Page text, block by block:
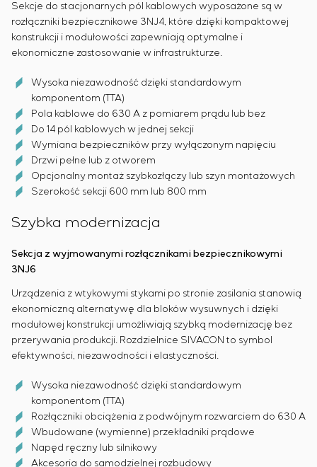
Sekcje do stacjonarnych pól kablowych wyposażone są w
rozłączniki bezpiecznikowe 3NJ4, które dzięki kompaktowej
konstrukcji i modułowości zapewniają optymalne i
ekonomiczne zastosowanie w infrastrukturze.
Wysoka niezawodność dzięki standardowym
komponentom (TTA)
Pola kablowe do 630 A z pomiarem prądu lub bez
Do 14 pól kablowych w jednej sekcji
Wymiana bezpieczników przy wyłączonym napięciu
Drzwi pełne lub z otworem
Opcjonalny montaż szybkozłączy lub szyn montażowych
Szerokość sekcji 600 mm lub 800 mm
Szybka modernizacja
Sekcja z wyjmowanymi rozłącznikami bezpiecznikowymi
3NJ6
Urządzenia z wtykowymi stykami po stronie zasilania stanowią
ekonomiczną alternatywę dla bloków wysuwnych i dzięki
modułowej konstrukcji umożliwiają szybką modernizację bez
przerywania produkcji. Rozdzielnice SIVACON to symbol
efektywności, niezawodności i elastyczności.
Wysoka niezawodność dzięki standardowym
komponentom (TTA)
Rozłączniki obciążenia z podwójnym rozwarciem do 630 A
Wbudowane (wymienne) przekładniki prądowe
Napęd ręczny lub silnikowy
Akcesoria do samodzielnej rozbudowy